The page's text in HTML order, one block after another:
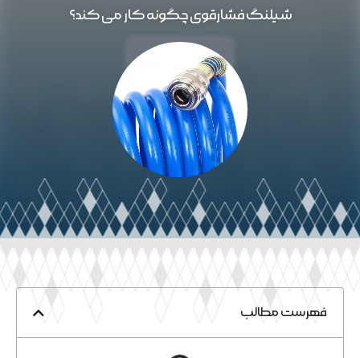
شیلنگ فشارقوی چگونه کار می کند؟
خواندن مقاله
فهرست مطالب